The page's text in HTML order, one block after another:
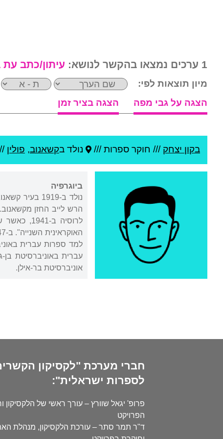
1 ערכים נמצאו בהקשר לנושא: עיתון/כתב
מיון תוצאות לפי:
הצגה על גבי מפה
הצגה בציר זמן
בקון יצחק /// חוקר ספרות /// נולד בקשאנוב, פולין
ביוגרפיה
נולד ב-
הרש לייב החזן
לרוסיה
אוניברסיטת בר-אילן.
חברי מערכת "לקסיקון
לספרות ישראלית":
פרופ' יגאל שוורץ – עורך ראשי של הלקסיקון
הפרויקט
ד"ר תמר סתר – עורכת הלקסיקון, מנהלת